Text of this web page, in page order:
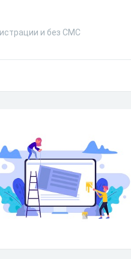
и без СМС